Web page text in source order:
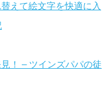
えて絵文字を快適に入
！ – ツインズパパの徒